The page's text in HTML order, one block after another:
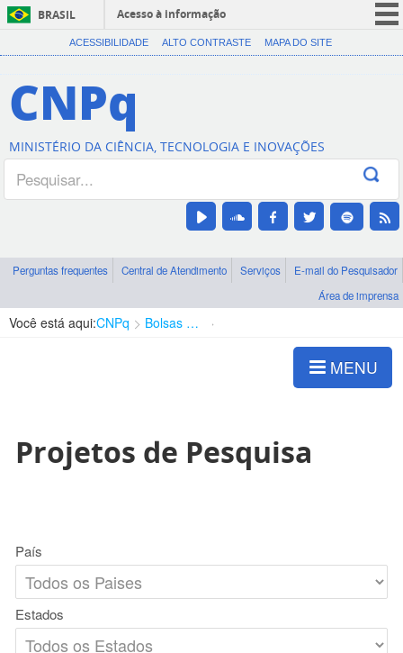
BRASIL
Acesso à informação
CORONAVÍRUS (COVID-19)
Canais
ACESSIBILIDADE ALTO CONTRASTE MAPA DO SITE
CNPq
MINISTÉRIO DA CIÊNCIA, TECNOLOGIA E INOVAÇÕES
Perguntas frequentes Central de Atendimento Serviços
E-mail do Pesquisador
Área de imprensa
Você está aqui:CNPq Bolsas e Auxílios Vigentes
MENU
Projetos de Pesquisa
País
Estados